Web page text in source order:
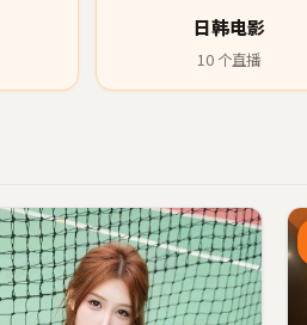
日韩电影
10 个直播